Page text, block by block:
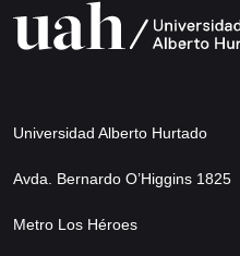
Universidad Alberto Hurtado
Avda. Bernardo O’Higgins 1825
Metro Los Héroes